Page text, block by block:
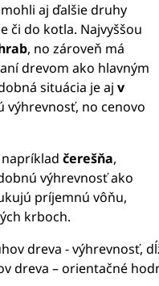
aj ďalšie druhy
či do kotla. Najvyššou
, no zároveň má
drevom ako hlavným
situácia je aj v
výhrevnosť, no cenovo
napríklad čerešňa,
výhrevnosť ako
príjemnú vôňu,
krboch.
dreva – orientačné